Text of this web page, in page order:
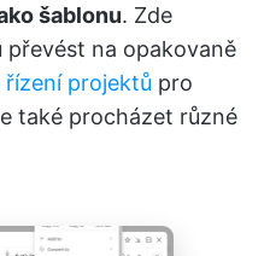
šablonu. Zde
na opakovaně
řízení projektů pro
také procházet různé